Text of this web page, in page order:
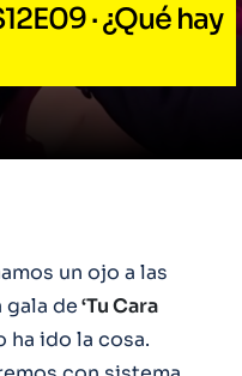
· ¿Qué hay
un ojo a las
de‘Tu Cara
ha ido la cosa.